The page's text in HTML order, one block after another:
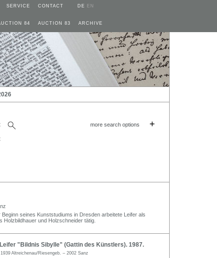
SERVICE CONTACT DE EN
84 AUCTION 83 ARCHIVE
more search options +
seines Kunststudiums in Dresden arbeitete Leifer als
Holzbildhauer und Holzschneider tätig.
"Bildnis Sibylle" (Gattin des Künstlers). 1987.
1939 Altreichenau/Riesengeb. – 2002 Sanz